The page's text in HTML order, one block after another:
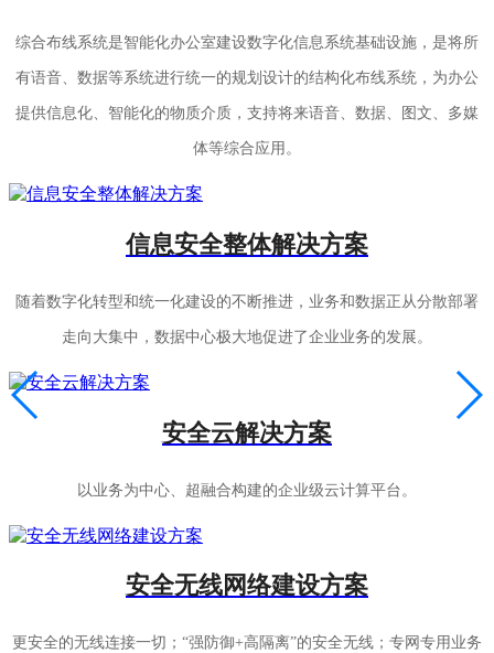
综合布线系统是智能化办公室建设数字化信息系统基础设施，是将所
有语音、数据等系统进行统一的规划设计的结构化布线系统，为办公
提供信息化、智能化的物质介质，支持将来语音、数据、图文、多媒
体等综合应用。
信息安全整体解决方案
随着数字化转型和统一化建设的不断推进，业务和数据正从分散部署
走向大集中，数据中心极大地促进了企业业务的发展。
安全云解决方案
以业务为中心、超融合构建的企业级云计算平台。
安全无线网络建设方案
更安全的无线连接一切；“强防御+高隔离”的安全无线；专网专用业务